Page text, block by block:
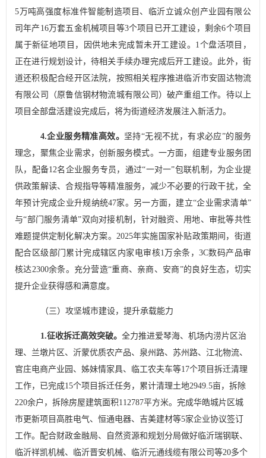
5 万吨高强度标准件智能制造项目、临沂立诚众创产业园有限公
司年产 16万套五金机械项目等3个项目已开工建设，剩余6个项目
属于新征地项目，因供地未完成暂未开工建设。 1个盘活项目，
正在进行规划设计，待相关手续办理完成后开工建设。此外， 街
道还积极配合经开区法院，按照相关程序推进临沂市安固达物流
有限公司（原鲁信钢材物流城有限公司）破产重组工作。待以上
项目全部盘活建设完成后，将为街道经济发展注入新活力。
4.企业服务精准高效。 坚持“无视不扰，有求必应”的服务
理念，聚焦企业需求，创新服务模式。一方面，组建专业服务团
队， 配备12名企业服务专员 ， 通过“一对一”包联机制，为企业提
供政策解读、合规指导等精准服务，减少不必要的行政干扰，全
年预计完成企业升规纳统47家。 另一方面，建立“企业需求清单”
与“部门服务清单”双向对接机制，针对融资、用地、审批等共性
难题提供定制化解决方案。 2025年实施国家补贴政策期间，街道
配合区级部门累计完成辖区内家电审核1 万余条， 3C数码产品审
核达2300余条。 充分营造“重商、亲商、安商”的良好生态，切实
提升企业获得感和满意度。
（三）攻坚城市建设，提升承载能力
1.征收拆迁高效突破。全力推进爱琴海、机场内涝片区治
理、兰墩片区、沂蒙优质农产品、泉州路、苏州路、江北物流、
官庄电商产业园、姊妹情家具、临工农夫车等17个项目拆迁清理
工作，已完成15个项目拆迁任务，累计清理土地2949.5亩，拆除
220余户，拆除房屋建筑面积112787平方米。完成华皓城片区城
市更新项目高胜电气、恒通电器、吉美建材等5家企业协议签订
工作。配合财政金融局、自然资源和规划分局做好临沂瑞钢联、
临沂祥凯机械、临沂晋安机械、临沂元通线缆有限公司等20多个